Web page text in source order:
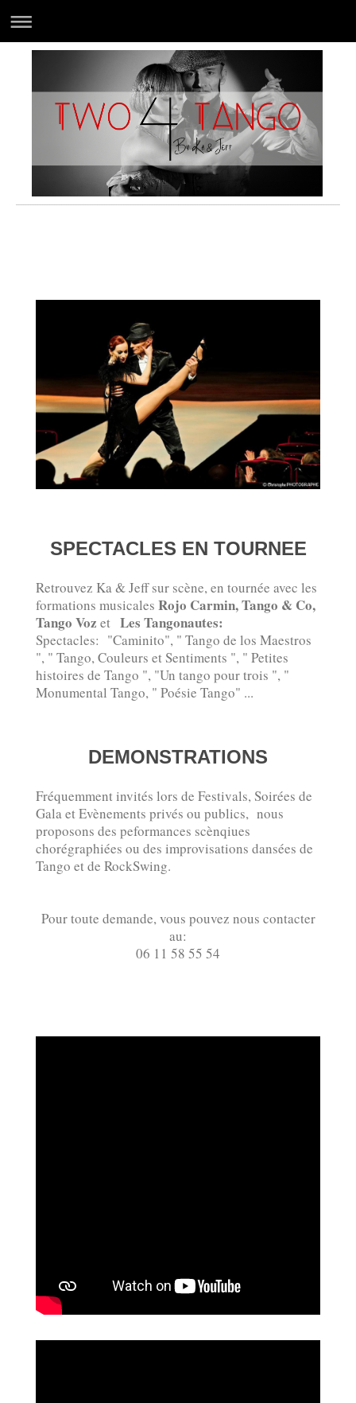
SPECTACLES EN TOURNEE
Retrouvez Ka & Jeff sur scène, en tournée avec les
formations musicales Rojo Carmin, Tango & Co,
Tango Voz et Les Tangonautes:
Spectacles: "Caminito", " Tango de los Maestros
", " Tango, Couleurs et Sentiments ", " Petites
histoires de Tango ", "Un tango pour trois ", "
Monumental Tango, " Poésie Tango" ...
DEMONSTRATIONS
Fréquemment invités lors de Festivals, Soirées de
Gala et Evènements privés ou publics, nous
proposons des peformances scènqiues
chorégraphiées ou des improvisations dansées de
Tango et de RockSwing.
Pour toute demande, vous pouvez nous contacter
au:
06 11 58 55 54